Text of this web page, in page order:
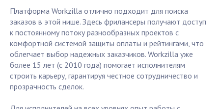
Платформа Workzilla отлично подходит для поиска
заказов в этой нише. Здесь фрилансеры получают доступ
к постоянному потоку разнообразных проектов с
комфортной системой защиты оплаты и рейтингами, что
облегчает выбор надежных заказчиков. Workzilla уже
более 15 лет (с 2010 года) помогает исполнителям
строить карьеру, гарантируя честное сотрудничество и
прозрачность сделок.